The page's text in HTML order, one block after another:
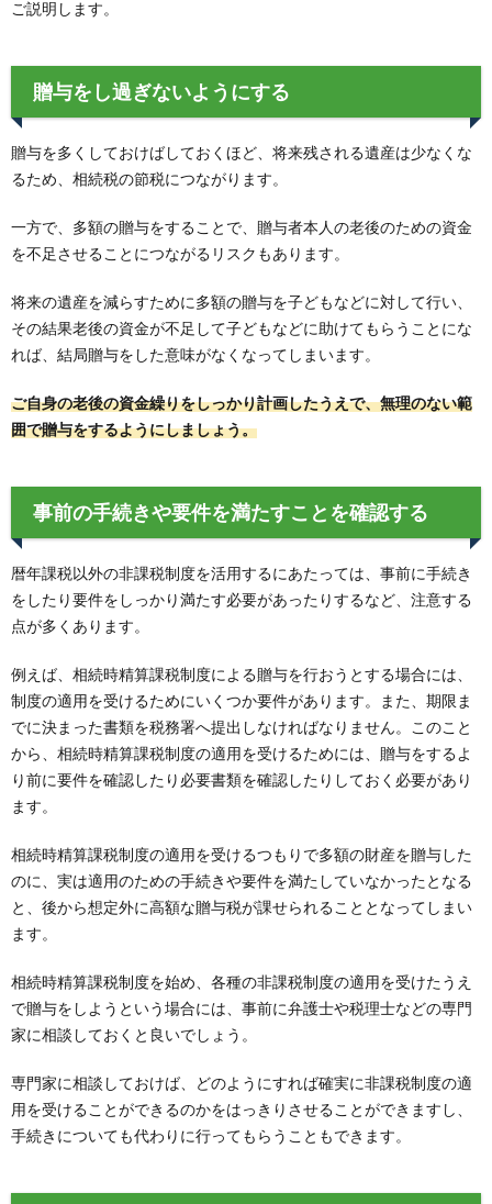
ご説明します。
贈与をし過ぎないようにする
贈与を多くしておけばしておくほど、将来残される遺産は少なくな
るため、相続税の節税につながります。
一方で、多額の贈与をすることで、贈与者本人の老後のための資金
を不足させることにつながるリスクもあります。
将来の遺産を減らすために多額の贈与を子どもなどに対して行い、
その結果老後の資金が不足して子どもなどに助けてもらうことにな
れば、結局贈与をした意味がなくなってしまいます。
ご自身の老後の資金繰りをしっかり計画したうえで、無理のない範
囲で贈与をするようにしましょう。
事前の手続きや要件を満たすことを確認する
暦年課税以外の非課税制度を活用するにあたっては、事前に手続き
をしたり要件をしっかり満たす必要があったりするなど、注意する
点が多くあります。
例えば、相続時精算課税制度による贈与を行おうとする場合には、
制度の適用を受けるためにいくつか要件があります。また、期限ま
でに決まった書類を税務署へ提出しなければなりません。このこと
から、相続時精算課税制度の適用を受けるためには、贈与をするよ
り前に要件を確認したり必要書類を確認したりしておく必要があり
ます。
相続時精算課税制度の適用を受けるつもりで多額の財産を贈与した
のに、実は適用のための手続きや要件を満たしていなかったとなる
と、後から想定外に高額な贈与税が課せられることとなってしまい
ます。
相続時精算課税制度を始め、各種の非課税制度の適用を受けたうえ
で贈与をしようという場合には、事前に弁護士や税理士などの専門
家に相談しておくと良いでしょう。
専門家に相談しておけば、どのようにすれば確実に非課税制度の適
用を受けることができるのかをはっきりさせることができますし、
手続きについても代わりに行ってもらうこともできます。